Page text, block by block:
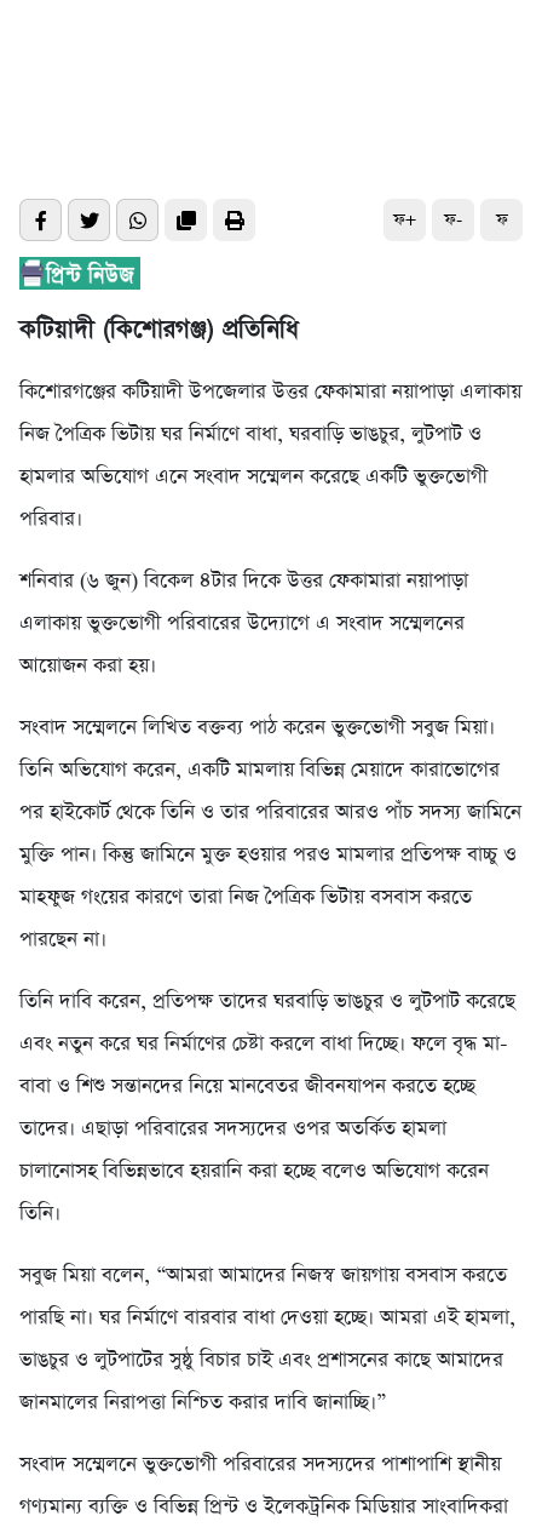
ফ+ ফ- ফ
কটিয়াদী (কিশোরগঞ্জ) প্রতিনিধি
কিশোরগঞ্জের কটিয়াদী উপজেলার উত্তর ফেকামারা নয়াপাড়া এলাকায়
নিজ পৈত্রিক ভিটায় ঘর নির্মাণে বাধা, ঘরবাড়ি ভাঙচুর, লুটপাট ও
হামলার অভিযোগ এনে সংবাদ সম্মেলন করেছে একটি ভুক্তভোগী
পরিবার।
শনিবার (৬ জুন) বিকেল ৪টার দিকে উত্তর ফেকামারা নয়াপাড়া
এলাকায় ভুক্তভোগী পরিবারের উদ্যোগে এ সংবাদ সম্মেলনের
আয়োজন করা হয়।
সংবাদ সম্মেলনে লিখিত বক্তব্য পাঠ করেন ভুক্তভোগী সবুজ মিয়া।
তিনি অভিযোগ করেন, একটি মামলায় বিভিন্ন মেয়াদে কারাভোগের
পর হাইকোর্ট থেকে তিনি ও তার পরিবারের আরও পাঁচ সদস্য জামিনে
মুক্তি পান। কিন্তু জামিনে মুক্ত হওয়ার পরও মামলার প্রতিপক্ষ বাচ্চু ও
মাহফুজ গংয়ের কারণে তারা নিজ পৈত্রিক ভিটায় বসবাস করতে
পারছেন না।
তিনি দাবি করেন, প্রতিপক্ষ তাদের ঘরবাড়ি ভাঙচুর ও লুটপাট করেছে
এবং নতুন করে ঘর নির্মাণের চেষ্টা করলে বাধা দিচ্ছে। ফলে বৃদ্ধ মা-
বাবা ও শিশু সন্তানদের নিয়ে মানবেতর জীবনযাপন করতে হচ্ছে
তাদের। এছাড়া পরিবারের সদস্যদের ওপর অতর্কিত হামলা
চালানোসহ বিভিন্নভাবে হয়রানি করা হচ্ছে বলেও অভিযোগ করেন
তিনি।
সবুজ মিয়া বলেন, “আমরা আমাদের নিজস্ব জায়গায় বসবাস করতে
পারছি না। ঘর নির্মাণে বারবার বাধা দেওয়া হচ্ছে। আমরা এই হামলা,
ভাঙচুর ও লুটপাটের সুষ্ঠু বিচার চাই এবং প্রশাসনের কাছে আমাদের
জানমালের নিরাপত্তা নিশ্চিত করার দাবি জানাচ্ছি।”
সংবাদ সম্মেলনে ভুক্তভোগী পরিবারের সদস্যদের পাশাপাশি স্থানীয়
গণ্যমান্য ব্যক্তি ও বিভিন্ন প্রিন্ট ও ইলেকট্রনিক মিডিয়ার সাংবাদিকরা